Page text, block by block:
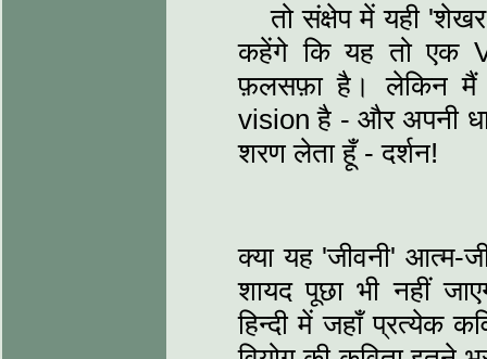
तो संक्षेप में यही
कहेंगे कि यह तो एक
फ़लसफ़ा है। लेकिन मैं
vision है - और अपनी
शरण लेता हूँ - दर्शन!
क्या यह 'जीवनी' आत्म-
शायद पूछा भी नहीं
हिन्दी में जहाँ प्रत्येक